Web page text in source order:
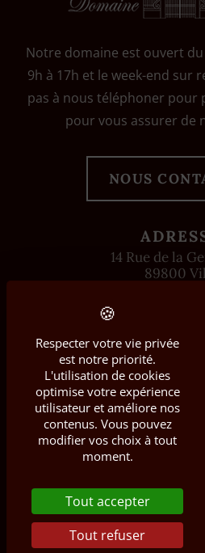
Notre domaine est ouvert
9h à 17h et le week-end sur
pas à nous téléphoner pour
pour vous assurer de
NOUS
2024 - 2026 © Domaine
14 Rue de la
89800
03 86 47
EMAIL
domaine.bachelier
RÉSEAUX
Respecter votre vie privée
est notre priorité.
L'utilisation de cookies
optimise votre expérience
utilisateur et améliore nos
contenus. Vous pouvez
modifier vos choix à tout
moment.
Tout accepter
Tout refuser